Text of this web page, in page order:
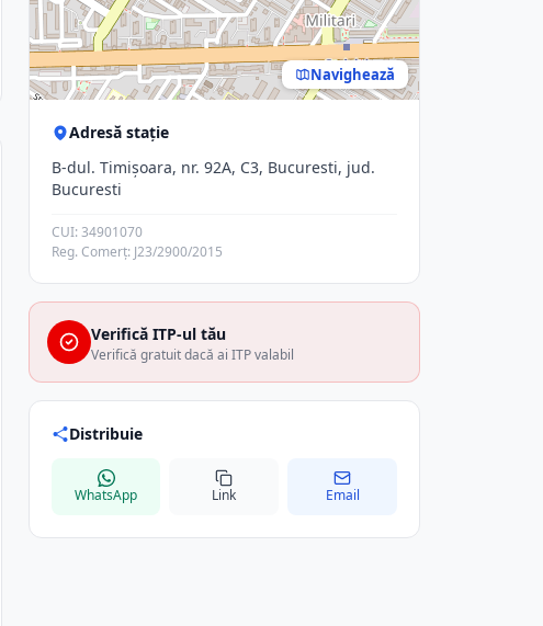
Navighează
Adresă stație
B-dul. Timişoara, nr. 92A, C3, Bucuresti, jud.
Bucuresti
CUI: 34901070
Reg. Comerț: J23/2900/2015
Verifică ITP-ul tău
Verifică gratuit dacă ai ITP valabil
Distribuie
WhatsApp Link Email